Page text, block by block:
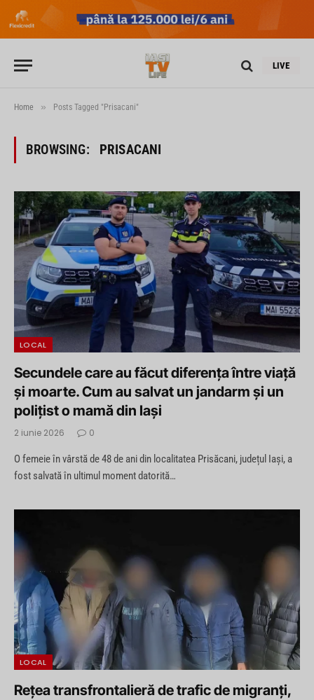
LIVE
Home » Posts Tagged "Prisacani"
BROWSING: PRISACANI
LOCAL
Secundele care au făcut diferența între viață
și moarte. Cum au salvat un jandarm și un
polițist o mamă din Iași
2 iunie 2026 0
O femeie în vârstă de 48 de ani din localitatea Prisăcani, județul Iași, a
fost salvată în ultimul moment datorită…
LOCAL
Rețea transfrontalieră de trafic de migranți,